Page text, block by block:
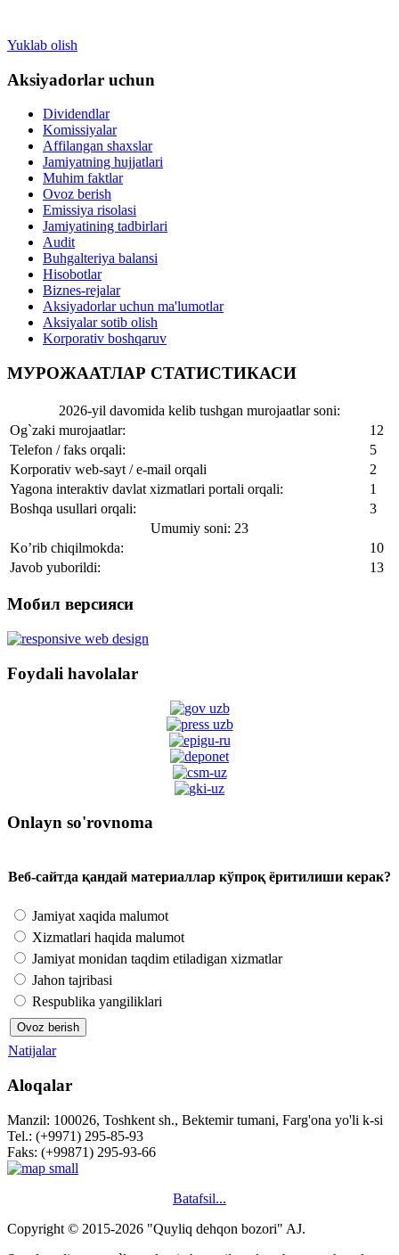
Yuklab olish
Aksiyadorlar uchun
Dividendlar
Komissiyalar
Affilangan shaxslar
Jamiyatning hujjatlari
Muhim faktlar
Ovoz berish
Emissiya risolasi
Jamiyatining tadbirlari
Audit
Buhgalteriya balansi
Hisobotlar
Biznes-rejalar
Aksiyadorlar uchun ma'lumotlar
Aksiyalar sotib olish
Korporativ boshqaruv
МУРОЖААТЛАР СТАТИСТИКАСИ
2026-yil davomida kelib tushgan murojaatlar soni:
Og`zaki murojaatlar:
12
Telefon / faks orqali:
5
Korporativ web-sayt / e-mail orqali
2
Yagona interaktiv davlat xizmatlari portali orqali:
1
Boshqa usullari orqali:
3
Umumiy soni: 23
Ko’rib chiqilmokda:
10
Javob yuborildi:
13
Мобил версияси
Foydali havolalar
Onlayn so'rovnoma
Веб-сайтда қандай материаллар кўпроқ ёритилиши керак?
Jamiyat xaqida malumot
Xizmatlari haqida malumot
Jamiyat monidan taqdim etiladigan xizmatlar
Jahon tajribasi
Respublika yangiliklari
Natijalar
Aloqalar
Manzil: 100026, Toshkent sh., Bektemir tumani, Farg'ona yo'li k-si
Tel.: (+9971) 295-85-93
Faks: (+99871) 295-93-66
Batafsil...
Copyright © 2015-2026 "Quyliq dehqon bozori" AJ.